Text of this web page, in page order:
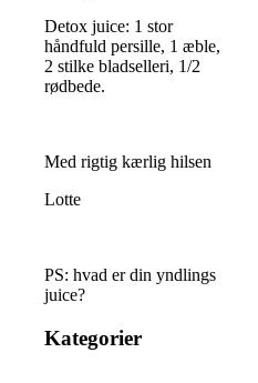
Detox juice: 1 stor
håndfuld persille, 1 æble,
2 stilke bladselleri, 1/2
rødbede.
Med rigtig kærlig hilsen
Lotte
PS: hvad er din yndlings
juice?
Kategorier